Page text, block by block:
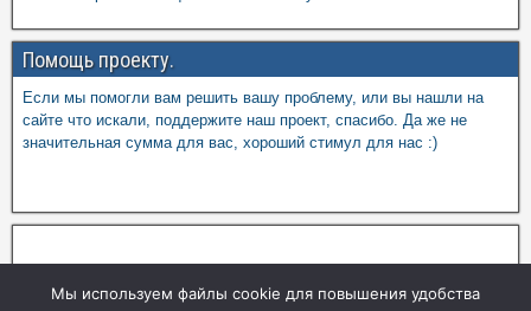
Помощь проекту.
Если мы помогли вам решить вашу проблему, или вы нашли на
сайте что искали, поддержите наш проект, спасибо. Да же не
значительная сумма для вас, хороший стимул для нас :)
Мы используем файлы cookie для повышения удобства